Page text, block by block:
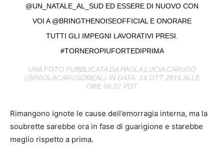
@UN_NATALE_AL_SUD ED ESSERE DI NUOVO CON
VOI A @BRINGTHENOISEOFFICIAL E ONORARE
TUTTI GLI IMPEGNI LAVORATIVI PRESI.
#TORNEROPIUFORTEDIPRIMA
UNA FOTO PUBBLICATA DA PAOLA LUCIA CARUSO
(@PAOLACARUSOREAL) IN DATA: 14 OTT 2016 ALLE
ORE 06:27 PDT
Rimangono ignote le cause dell’emorragia interna, ma la
soubrette sarebbe ora in fase di guarigione e starebbe
meglio rispetto a prima.